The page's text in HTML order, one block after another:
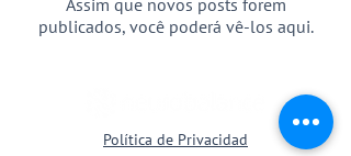
publicados, você poderá vê-los aqui.
Política de Privacidad